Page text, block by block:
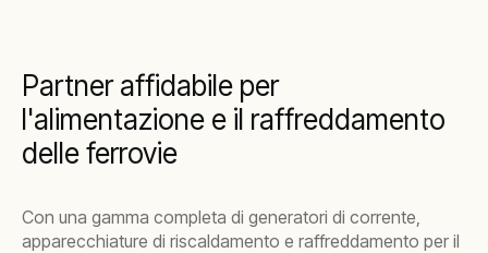
Partner affidabile per
l'alimentazione e il raffreddamento
delle ferrovie
Con una gamma completa di generatori di corrente,
apparecchiature di riscaldamento e raffreddamento per il